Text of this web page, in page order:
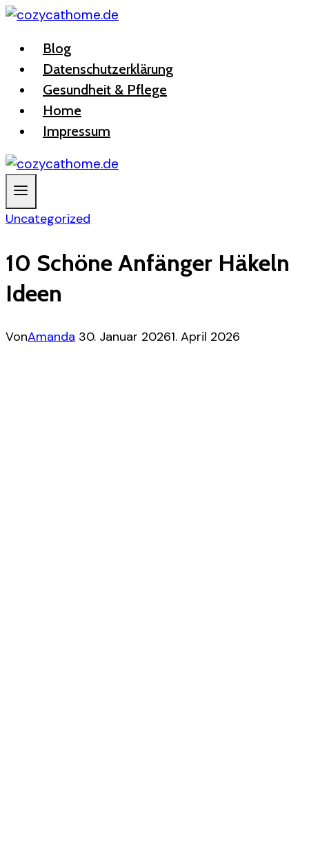
Zum
springenBlog
Datenschutzerklärung
Gesundheit & Pflege
Home
Impressum
Uncategorized
10 Schöne Anfänger Häkeln
Ideen
VonAmanda 30. Januar 20261. April 2026